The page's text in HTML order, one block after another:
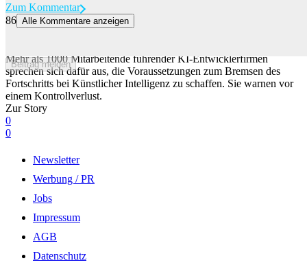
Beitrag melden
Zum Kommentar
86 Alle Kommentare anzeigen
Mehr als 1000 Mitarbeitende führender KI-Entwicklerfirmen
sprechen sich dafür aus, die Voraussetzungen zum Bremsen des
Fortschritts bei Künstlicher Intelligenz zu schaffen. Sie warnen vor
einem Kontrollverlust.
Zur Story
0
0
Newsletter
Werbung / PR
Jobs
Impressum
AGB
Datenschutz